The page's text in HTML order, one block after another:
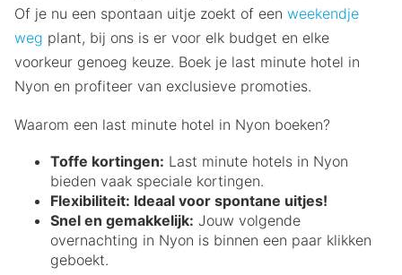
Of je nu een spontaan uitje zoekt of een weekendje
weg plant, bij ons is er voor elk budget en elke
voorkeur genoeg keuze. Boek je last minute hotel in
Nyon en profiteer van exclusieve promoties.
Waarom een last minute hotel in Nyon boeken?
Toffe kortingen: Last minute hotels in Nyon
bieden vaak speciale kortingen.
Flexibiliteit: Ideaal voor spontane uitjes!
Snel en gemakkelijk: Jouw volgende
overnachting in Nyon is binnen een paar klikken
geboekt.